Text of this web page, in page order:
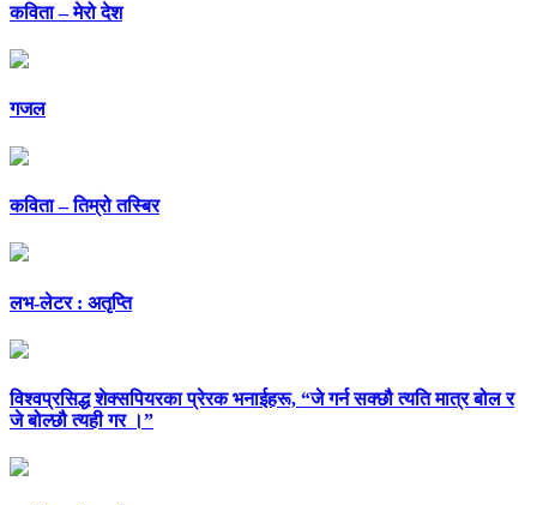
कविता – मेरो देश
गजल
कविता – तिम्रो तस्बिर
लभ-लेटर : अतृप्ति
विश्वप्रसिद्ध शेक्सपियरका प्रेरक भनाईहरू, “जे गर्न सक्छौ त्यति मात्र बोल र
जे बोल्छौ त्यही गर ।”